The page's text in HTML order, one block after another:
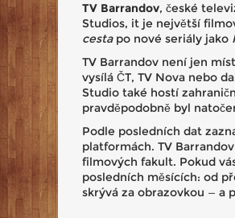
TV Barrandov, české
Studios, it je největší
cestapo nové seriály jako
TV Barrandov není jen
vysílá ČT, TV Nova nebo
Studio také hostí
pravděpodobně byl
Podle posledních dat
platformách. TV
filmových fakult. Pokud
posledních měsících: od
skrývá za obrazovkou — a